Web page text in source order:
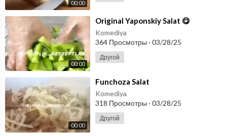
00:00
00:00
⁣Original Yaponskiy Salat 😋
Komediya
364 Просмотры · 03/28/25
Другой
00:00
⁣Funchoza Salat
Komediya
318 Просмотры · 03/28/25
Другой